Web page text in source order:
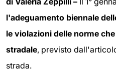
l'adeguamento biennale
le violazioni delle norme
stradale, previsto
strada.